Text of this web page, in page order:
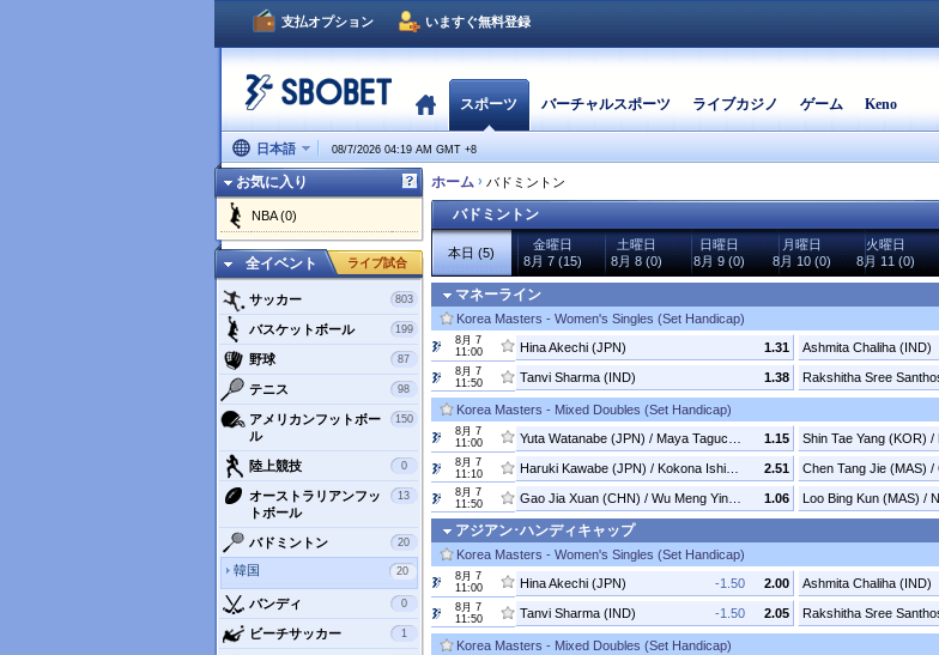
支払オプション いますぐ無料登録
スポーツ バーチャルスポーツ ライブカジノ ゲーム Keno
日本語 08/7/2026 04:19 AM GMT +8
お気に入り
NBA (0)
全イベント ライブ試合
サッカー 803
バスケットボール 199
野球 87
テニス 98
アメリカンフットボー
ル
150
陸上競技 0
オーストラリアンフッ
トボール
13
バドミントン 20
韓国 20
バンディ 0
ビーチサッカー 1
ホーム › バドミントン
バドミントン
本日 (5)
金曜日
8月 7 (15)
土曜日
8月 8 (0)
日曜日
8月 9 (0)
月曜日
8月 10 (0)
火曜日
8月 11 (0)
マネーライン
Korea Masters - Women's Singles (Set Handicap)
8月 7
11:00
1.31
Hina Akechi (JPN) Ashmita Chaliha (IND)
8月 7
11:50
1.38
Tanvi Sharma (IND)
Korea Masters - Mixed Doubles (Set Handicap)
8月 7
11:00
1.15
8月 7
11:10
2.51
Haruki Kawabe (JPN) / Kokona Ishikawa (JPN)
8月 7
11:50
1.06
Gao Jia Xuan (CHN) / Wu Meng Ying (CHN)
アジアン･ハンディキャップ
Korea Masters - Women's Singles (Set Handicap)
8月 7
11:00
2.00
-1.50
Hina Akechi (JPN) Ashmita Chaliha (IND)
8月 7
11:50
2.05
-1.50
Tanvi Sharma (IND)
Korea Masters - Mixed Doubles (Set Handicap)